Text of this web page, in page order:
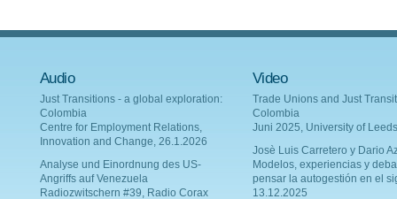
Audio
Just Transitions - a global exploration:
Colombia
Centre for Employment Relations,
Innovation and Change, 26.1.2026
Analyse und Einordnung des US-
Angriffs auf Venezuela
Radiozwitschern #39, Radio Corax
Video
Trade Unions and Just
Colombia
Juni 2025, University of Leeds
Josè Luis Carretero y Dario
Modelos, experiencias y
pensar la autogestión en el
13.12.2025